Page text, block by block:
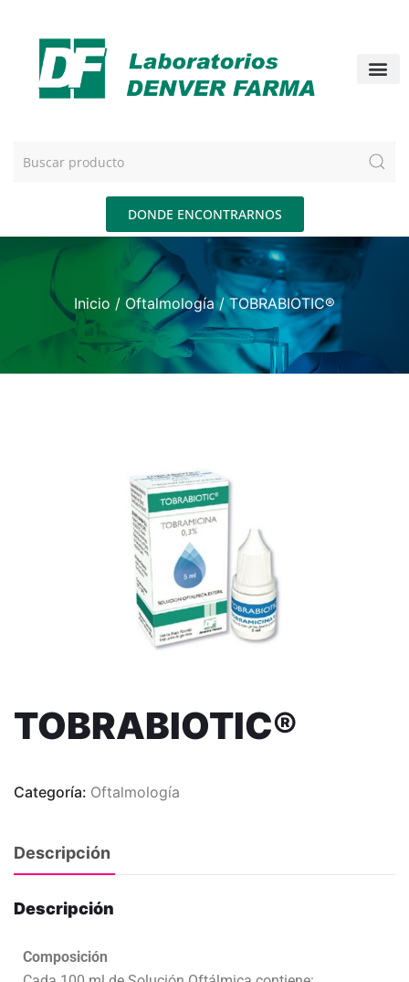
DONDE ENCONTRARNOS
Inicio / Oftalmología/ TOBRABIOTIC®
TOBRABIOTIC®
Categoría: Oftalmología
Descripción
Descripción
Composición